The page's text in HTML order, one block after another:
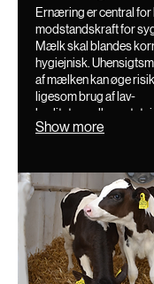
Ernæring er central for
modstandskraft for
Mælk skal blandes
hygiejnisk.
af mælken kan øge
ligesom brug af lav-
ernæringsbetinget
Show more